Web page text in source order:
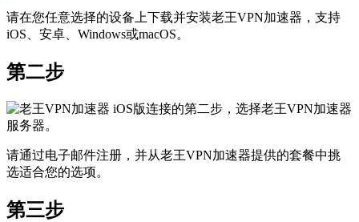
请在您任意选择的设备上下载并安装老王VPN加速器，支持
iOS、安卓、Windows或macOS。
第二步
请通过电子邮件注册，并从老王VPN加速器提供的套餐中挑
选适合您的选项。
第三步